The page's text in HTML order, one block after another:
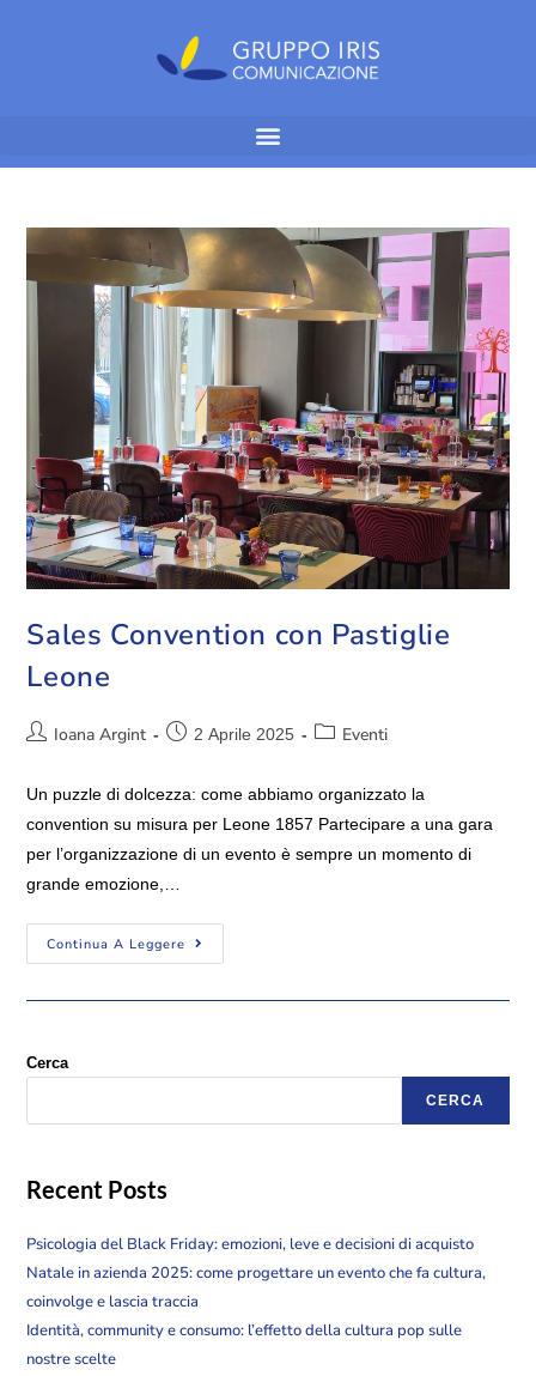
Sales Convention con Pastiglie
Leone
Ioana Argint 2 Aprile 2025 Eventi
Un puzzle di dolcezza: come abbiamo organizzato la
convention su misura per Leone 1857 Partecipare a una gara
per l’organizzazione di un evento è sempre un momento di
grande emozione,…
Continua A Leggere
Cerca
CERCA
Recent Posts
Psicologia del Black Friday: emozioni, leve e decisioni di acquisto
Natale in azienda 2025: come progettare un evento che fa cultura,
coinvolge e lascia traccia
Identità, community e consumo: l’effetto della cultura pop sulle
nostre scelte